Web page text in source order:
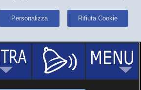
Personalizza Rifiuta Cookie